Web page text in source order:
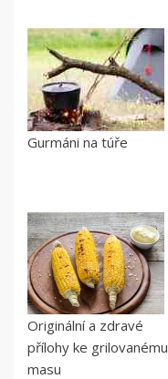
Gurmáni na túře
Originální a zdravé
přílohy ke grilovanému
masu